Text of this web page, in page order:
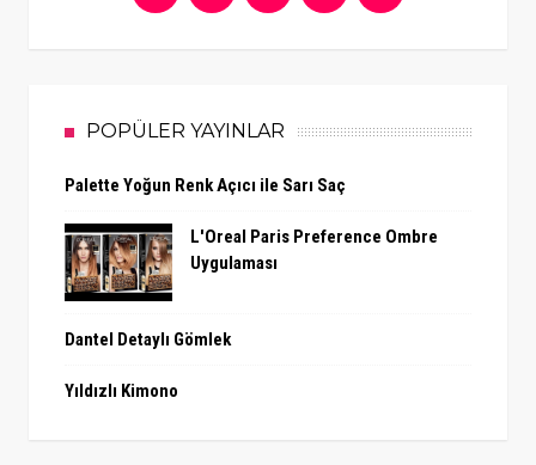
POPÜLER YAYINLAR
Palette Yoğun Renk Açıcı ile Sarı Saç
L'Oreal Paris Preference Ombre
Uygulaması
Dantel Detaylı Gömlek
Yıldızlı Kimono